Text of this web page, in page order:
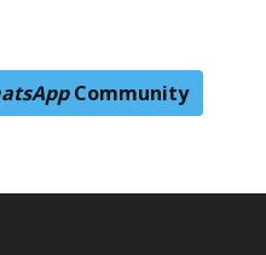
Community